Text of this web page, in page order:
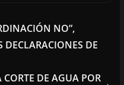
NO”,
DE
CORTE DE AGUA POR